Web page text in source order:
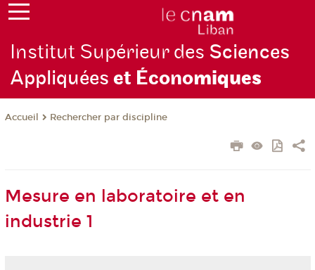
Institut Supérieur des Sciences
Appliquéeset Économiques
Accueil Rechercher par discipline
Mesure en laboratoire et en
industrie 1